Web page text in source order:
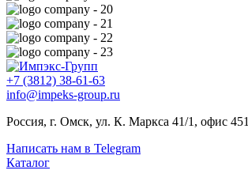
+7 (3812) 38-61-63
info@impeks-group.ru
Россия, г. Омск, ул. К. Маркса 41/1, офис 451
Написать нам в Telegram
Каталог